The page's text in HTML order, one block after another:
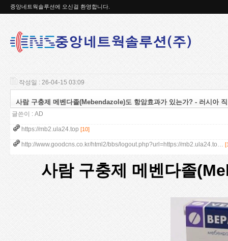
중앙네트웍솔루션에 오신걸 환영합니다.
작성일 : 26-04-15 03:09
사람 구충제 메벤다졸(Mebendazole)도 항암효과가 있는가? - 러시아
글쓴이 : AD
https://mb2.ula24.top [10]
http://www.goodcns.co.kr/html2/bbs/logout.php?url=https://mb2.ula24.to…
사람 구충제 메벤다졸